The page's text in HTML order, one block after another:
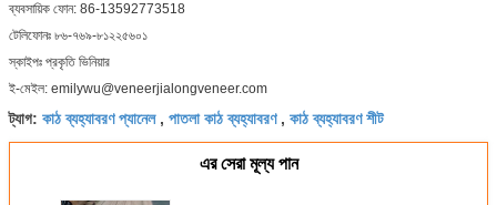
ব্যবসায়িক ফোন: 86-13592773518
টেলিফোনঃ ৮৬-৭৬৯-৮১২২৫৬০১
স্কাইপঃ প্রকৃতি ভিনিয়ার
ই-মেইল: emilywu@veneerjialongveneer.com
ট্যাগ: কাঠ ব্যহ্যাবরণ প্যানেল, পাতলা কাঠ ব্যহ্যাবরণ, কাঠ ব্যহ্যাবরণ শীট
এর সেরা মূল্য পান